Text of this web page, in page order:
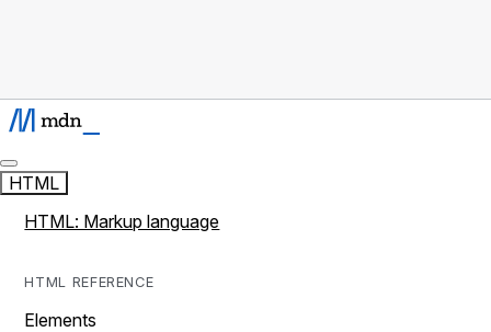
HTML
HTML: Markup language
HTML REFERENCE
Elements